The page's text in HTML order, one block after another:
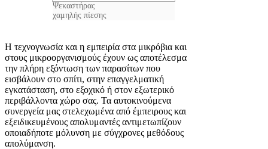
Ψεκαστήρας
χαμηλής πίεσης
Η τεχνογνωσία και η εμπειρία στα μικρόβια και
στους μικροοργανισμούς έχουν ως αποτέλεσμα
την πλήρη εξόντωση των παρασίτων που
εισβάλουν στο σπίτι, στην επαγγελματική
εγκατάσταση, στο εξοχικό ή στον εξωτερικό
περιβάλλοντα χώρο σας. Τα αυτοκινούμενα
συνεργεία μας στελεχωμένα από έμπειρους και
εξειδικευμένους απολυμαντές αντιμετωπίζουν
οποιαδήποτε μόλυνση με σύγχρονες μεθόδους
απολύμανση.